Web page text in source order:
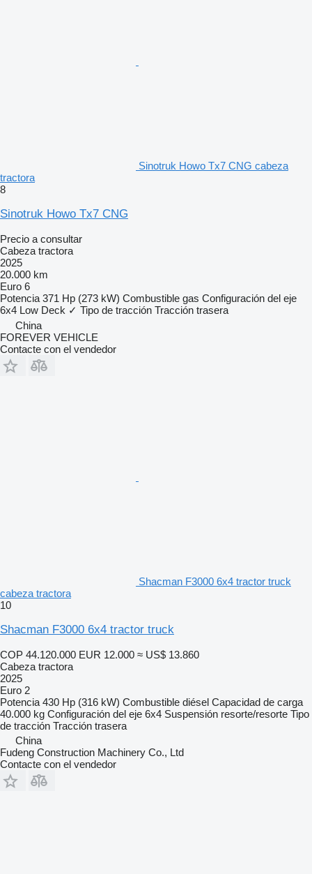
Sinotruk Howo Tx7 CNG cabeza
tractora
8
Sinotruk Howo Tx7 CNG
Precio a consultar
Cabeza tractora
2025
20.000 km
Euro 6
Potencia 371 Hp (273 kW) Combustible gas Configuración del eje
6x4 Low Deck ✓ Tipo de tracción Tracción trasera
China
FOREVER VEHICLE
Contacte con el vendedor
Shacman F3000 6x4 tractor truck
cabeza tractora
10
Shacman F3000 6x4 tractor truck
COP 44.120.000 EUR 12.000 ≈ US$ 13.860
Cabeza tractora
2025
Euro 2
Potencia 430 Hp (316 kW) Combustible diésel Capacidad de carga
40.000 kg Configuración del eje 6x4 Suspensión resorte/resorte Tipo
de tracción Tracción trasera
China
Fudeng Construction Machinery Co., Ltd
Contacte con el vendedor